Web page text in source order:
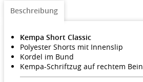
Beschreibung
Kempa Short Classic
Polyester Shorts mit Innenslip
Kordel im Bund
Kempa-Schriftzug auf rechtem Bein